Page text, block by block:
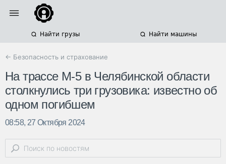
Найти грузы Найти машины
← Безопасность и страхование
На трассе М-5 в Челябинской области
столкнулись три грузовика: известно об
одном погибшем
08:58, 27 Октября 2024